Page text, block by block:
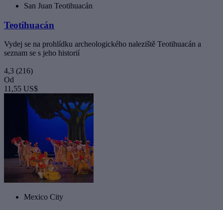
San Juan Teotihuacán
Teotihuacán
Vydej se na prohlídku archeologického naleziště Teotihuacán a
seznam se s jeho historií
4,3 (216)
Od
11,55 US$
Mexico City